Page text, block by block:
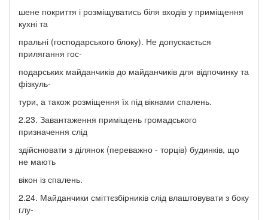
шене покриття і розміщуватись біля входів у приміщення
кухні та
пральні (господарського блоку). Не допускається
прилягання гос-
подарських майданчиків до майданчиків для відпочинку та
фізкуль-
тури, а також розміщення їх під вікнами спалень.
2.23. Завантаження приміщень громадського
призначення слід
здійснювати з ділянок (переважно - торців) будинків, що
не мають
вікон із спалень.
2.24. Майданчики сміттєзбірників слід влаштовувати з боку
глу-